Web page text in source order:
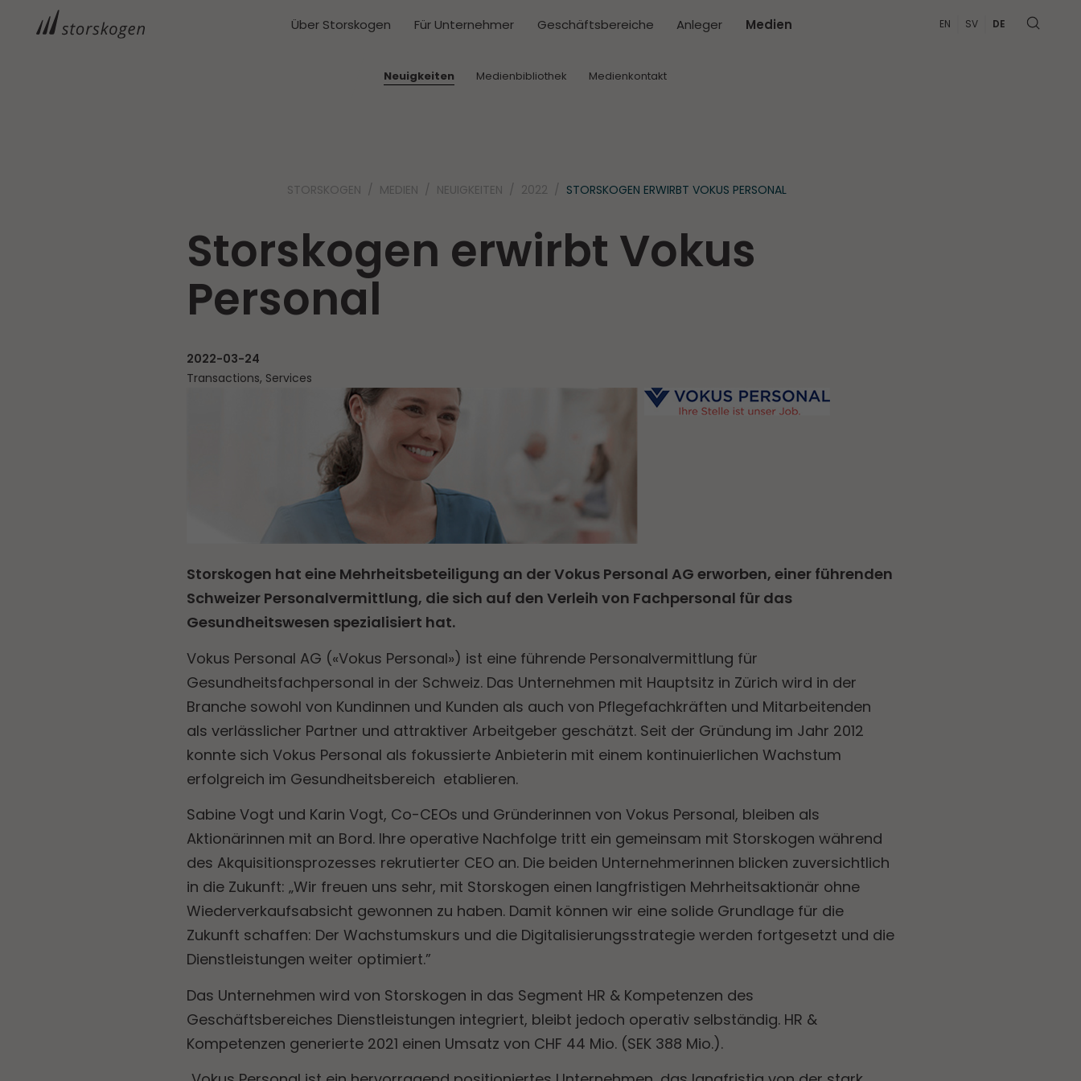
Über Storskogen Für Unternehmer Geschäftsbereiche Anleger Medien
Neuigkeiten Medienbibliothek Medienkontakt
EN SV DE
STORSKOGEN MEDIEN NEUIGKEITEN 2022 STORSKOGEN ERWIRBT VOKUS PERSONAL
Storskogen erwirbt Vokus
Personal
2022-03-24
Transactions, Services
Storskogen hat eine Mehrheitsbeteiligung an der Vokus Personal AG erworben, einer führenden
Schweizer Personalvermittlung, die sich auf den Verleih von Fachpersonal für das
Gesundheitswesen spezialisiert hat.
Vokus Personal AG («Vokus Personal») ist eine führende Personalvermittlung für
Gesundheitsfachpersonal in der Schweiz. Das Unternehmen mit Hauptsitz in Zürich wird in der
Branche sowohl von Kundinnen und Kunden als auch von Pflegefachkräften und Mitarbeitenden
als verlässlicher Partner und attraktiver Arbeitgeber geschätzt. Seit der Gründung im Jahr 2012
konnte sich Vokus Personal als fokussierte Anbieterin mit einem kontinuierlichen Wachstum
erfolgreich im Gesundheitsbereich etablieren.
Sabine Vogt und Karin Vogt, Co-CEOs und Gründerinnen von Vokus Personal, bleiben als
Aktionärinnen mit an Bord. Ihre operative Nachfolge tritt ein gemeinsam mit Storskogen während
des Akquisitionsprozesses rekrutierter CEO an. Die beiden Unternehmerinnen blicken zuversichtlich
in die Zukunft: „Wir freuen uns sehr, mit Storskogen einen langfristigen Mehrheitsaktionär ohne
Wiederverkaufsabsicht gewonnen zu haben. Damit können wir eine solide Grundlage für die
Zukunft schaffen: Der Wachstumskurs und die Digitalisierungsstrategie werden fortgesetzt und die
Dienstleistungen weiter optimiert.”
Das Unternehmen wird von Storskogen in das Segment HR & Kompetenzen des
Geschäftsbereiches Dienstleistungen integriert, bleibt jedoch operativ selbständig. HR &
Kompetenzen generierte 2021 einen Umsatz von CHF 44 Mio. (SEK 388 Mio.).